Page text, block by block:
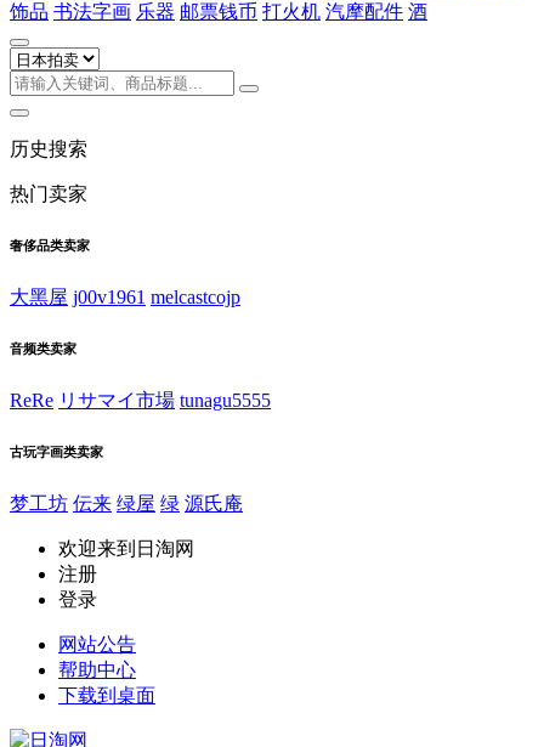
饰品 书法字画 乐器 邮票钱币 打火机 汽摩配件 酒
历史搜索
热门卖家
奢侈品类卖家
大黑屋 j00v1961 melcastcojp
音频类卖家
ReRe リサマイ市場 tunagu5555
古玩字画类卖家
梦工坊 伝来 绿屋 绿 源氏庵
欢迎来到日淘网
注册
登录
网站公告
帮助中心
下载到桌面